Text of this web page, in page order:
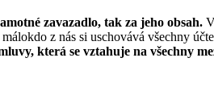
zavazadlo, tak za jeho obsah.
z nás si uschovává všechny
která se vztahuje na všechny